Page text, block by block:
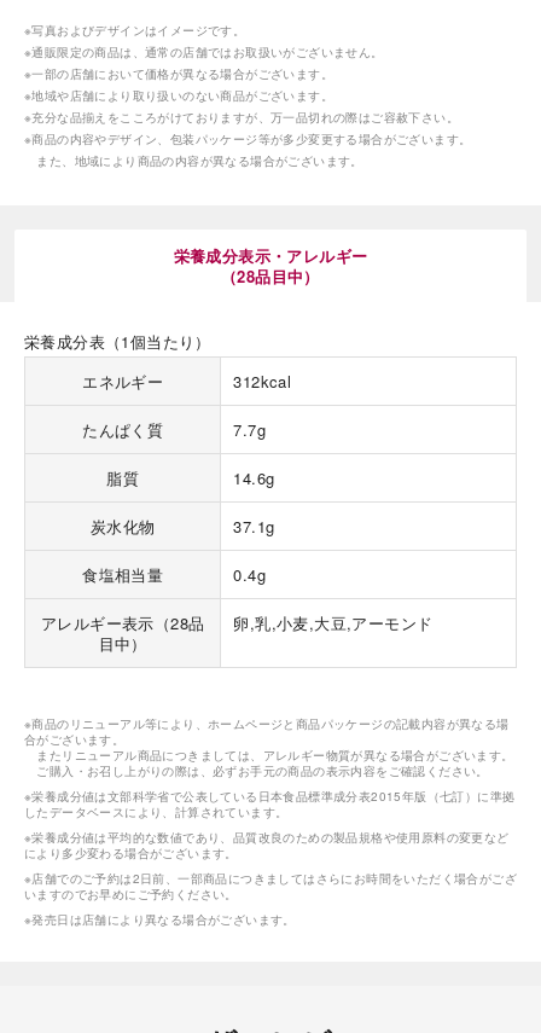
※写真およびデザインはイメージです。
※通販限定の商品は、通常の店舗ではお取扱いがございません。
※一部の店舗において価格が異なる場合がございます。
※地域や店舗により取り扱いのない商品がございます。
※充分な品揃えをこころがけておりますが、万一品切れの際はご容赦下さい。
※商品の内容やデザイン、包装パッケージ等が多少変更する場合がございます。
また、地域により商品の内容が異なる場合がございます。
栄養成分表示・アレルギー
（28品目中）
栄養成分表（1個当たり）
エネルギー
312kcal
たんぱく質 7.7g
脂質 14.6g
炭水化物 37.1g
食塩相当量 0.4g
アレルギー表示（28品
目中）
卵,乳,小麦,大豆,アーモンド
※商品のリニューアル等により、ホームページと商品パッケージの記載内容が異なる場
合がございます。
またリニューアル商品につきましては、アレルギー物質が異なる場合がございます。
ご購入・お召し上がりの際は、必ずお手元の商品の表示内容をご確認ください。
※栄養成分値は文部科学省で公表している日本食品標準成分表2015年版（七訂）に準拠
したデータベースにより、計算されています。
※栄養成分値は平均的な数値であり、品質改良のための製品規格や使用原料の変更など
により多少変わる場合がございます。
※店舗でのご予約は2日前、一部商品につきましてはさらにお時間をいただく場合がござ
いますのでお早めにご予約ください。
※発売日は店舗により異なる場合がございます。
つ時」という意味を込
雄大な八ヶ岳山麓の自
れる、こだわりのスイー
さい。
海外 Overseas shops
Indonesia
Malaysia
Hong Kong
UAE
Vietnam